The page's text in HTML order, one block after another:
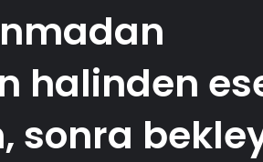
halinden
sonra